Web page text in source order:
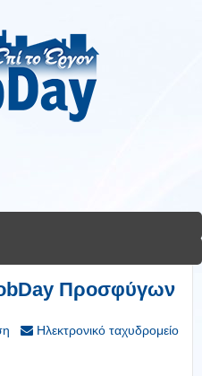
Προσφύγων
Ηλεκτρονικό ταχυδρομείο